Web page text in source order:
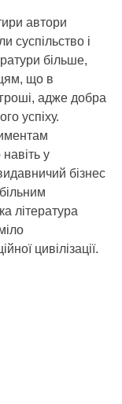
автори
суспільство і
більше,
що в
адже добра
успіху.
у
бізнес
література
цивілізації.